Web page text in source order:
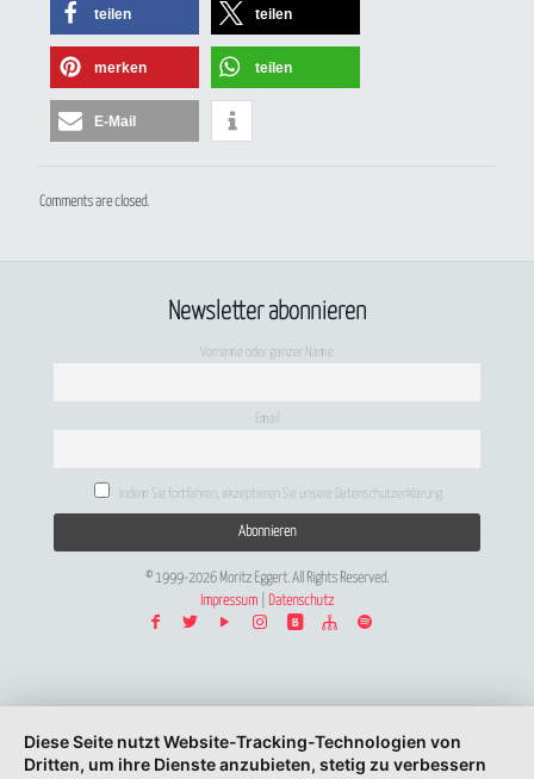
teilen teilen
merken teilen
E-Mail
Comments are closed.
Newsletter abonnieren
Vorname oder ganzer Name
Email
Indem Sie fortfahren, akzeptieren Sie unsere Datenschutzerklärung.
© 1999-2026 Moritz Eggert. All Rights Reserved.
Impressum
Datenschutz
Diese Seite nutzt Website-Tracking-Technologien von
Dritten, um ihre Dienste anzubieten, stetig zu verbessern